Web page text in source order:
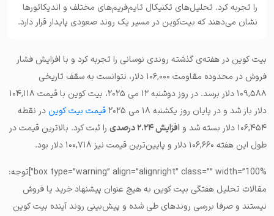
را تجربه کرد. تحلیل‌های تکنیکال تایم‌فریم‌های مختلف و اندیکاتورها
نشان می‌دهند که بیت‌کوین در مسیر یک روند صعودی پایدار قرار دارد.
بیت کوین در هفته‌ی گذشته روندی نوسانی را تجربه کرد و با افزایش فشار
فروش در محدوده مقاومت ۱۰۶,۰۰۰ دلار، نتوانست به سقف تاریخی
۱۰۹,۵۸۸ دلار برسد. در روز دوشنبه ۱۲ می ۲۰۲۵، بیت کوین با قیمت ۱۰۴,۱۱۸
دلار باز شد و در پایان روز یکشنبه ۱۸ می ۲۰۲۵
قیمت بیت کوین در نقطه
۱۰۶,۴۵۴ دلار بسته شد و
افزایش ۲.۲۴ درصدی
را ثبت کرد. بالاترین قیمت در
طول این هفته ۱۰۶,۶۶۰ دلار و پایین‌ترین قیمت نیز ۱۰۰,۷۱۸ دلار بود.
box type=”warning” align=”alignright” class=”” width=”100%”]توجه:
مقالات تحلیل هفتگی بیت کوین به هیچ عنوان پیشنهاد خرید یا فروش
نیستند و صرفا بررسی روندهای طی شده و پیش‌بینی روند آینده بیت کوین